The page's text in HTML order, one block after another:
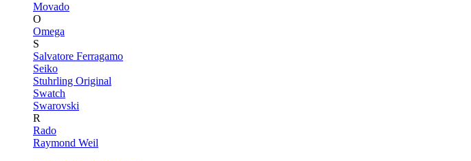
Movado
O
Omega
S
Salvatore Ferragamo
Seiko
Stuhrling Original
Swatch
Swarovski
R
Rado
Raymond Weil